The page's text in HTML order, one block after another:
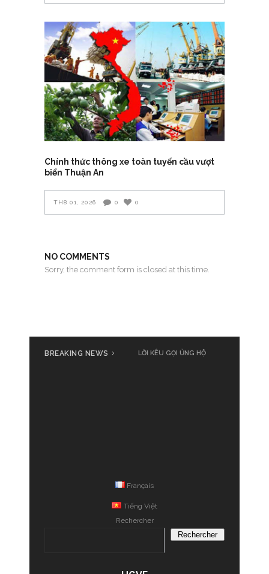
Chính thức thông xe toàn tuyến cầu vượt
biển Thuận An
TH8 01, 2026 0 0
NO COMMENTS
Sorry, the comment form is closed at this time.
BREAKING NEWS LỜI KÊU GỌI ỦNG HỘ
Français
Tiếng Việt
Rechercher
Rechercher